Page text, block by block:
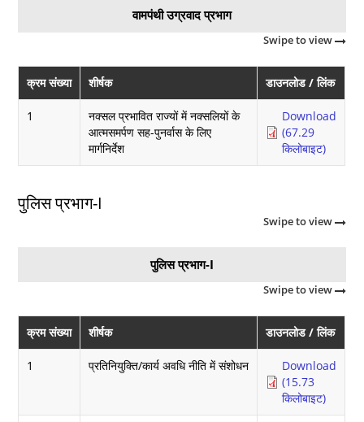
वामपंथी उग्रवाद प्रभाग
Swipe to view
क्रम संख्या शीर्षक डाउनलोड / लिंक
1
नक्सल प्रभावित राज्‍यों में नक्‍सलियों के
आत्‍मसमर्पण सह-पुनर्वास के लिए
मार्गनिर्देश
Download
(67.29
किलोबाइट)
पुलिस प्रभाग-I
Swipe to view
पुलिस प्रभाग-I
Swipe to view
क्रम संख्या शीर्षक डाउनलोड / लिंक
1 प्रतिनियुक्ति/कार्य अवधि नीति में संशोधन
Download
(15.73
किलोबाइट)